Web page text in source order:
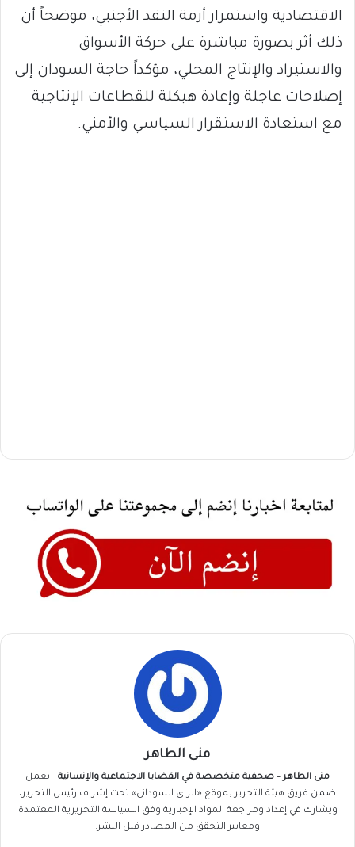
الاقتصادية واستمرار أزمة النقد الأجنبي، موضحاً أن
ذلك أثر بصورة مباشرة على حركة الأسواق
والاستيراد والإنتاج المحلي، مؤكداً حاجة السودان إلى
إصلاحات عاجلة وإعادة هيكلة للقطاعات الإنتاجية
مع استعادة الاستقرار السياسي والأمني.
منى الطاهر
منى الطاهر – صحفية متخصصة في القضايا الاجتماعية والإنسانية - يعمل
ضمن فريق هيئة التحرير بموقع «الراي السوداني» تحت إشراف رئيس التحرير،
ويشارك في إعداد ومراجعة المواد الإخبارية وفق السياسة التحريرية المعتمدة
ومعايير التحقق من المصادر قبل النشر.